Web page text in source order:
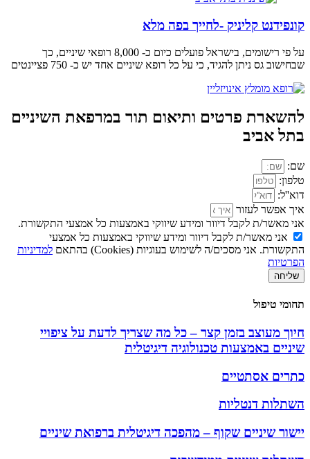
קונפידנט קליניק -לחייך בפה מלא
על פי רישומים, בישראל פועלים כיום כ- 8,000 רופאי שיניים, כך
שבחישוב גס ניתן להגיד, כי על כל רופא שיניים אחד יש כ- 750 פציינטים
להשארת פרטים ותיאום תור במרפאת השיניים
בתל אביב
שם:
טלפון:
דוא''ל:
איך אפשר לעזור
אני מאשר/ת לקבל דיוור ומידע שיווקי באמצעות כל אמצעי התקשורת.
אני מאשר/ת לקבל דיוור ומידע שיווקי באמצעות כל אמצעי
התקשורת. אני מסכים/ה לשימוש בעוגיות (Cookies) בהתאם
למדיניות
הפרטיות
שליחה
תחומי טיפול
חיוך מעוצב בזמן קצר – כל מה שצריך לדעת על ציפויי
שיניים באמצעות טכנולוגיה דיגיטלית
כתרים אסתטיים
השתלות דנטליות
יישור שיניים שקוף – מהפכה דיגיטלית ברפואת שיניים